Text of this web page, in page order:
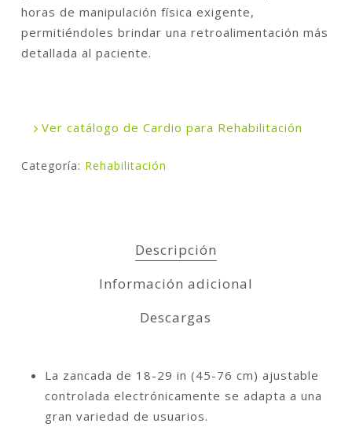
horas de manipulación física exigente,
permitiéndoles brindar una retroalimentación más
detallada al paciente.
Ver catálogo de Cardio para Rehabilitación
Categoría: Rehabilitación
Descripción
Información adicional
Descargas
La zancada de 18-29 in (45-76 cm) ajustable
controlada electrónicamente se adapta a una
gran variedad de usuarios.